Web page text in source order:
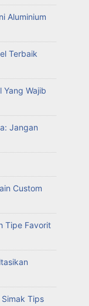
Aluminium
Terbaik
Yang Wajib
Jangan
Custom
Tipe Favorit
Simak Tips